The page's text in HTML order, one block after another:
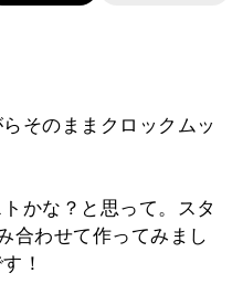
そのままクロックムッ
かな？と思って。スタ
合わせて作ってみまし
！